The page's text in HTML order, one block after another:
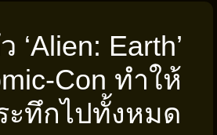
‘Alien: Earth’
Con ทำให้
ะทึกไปทั้งหมด